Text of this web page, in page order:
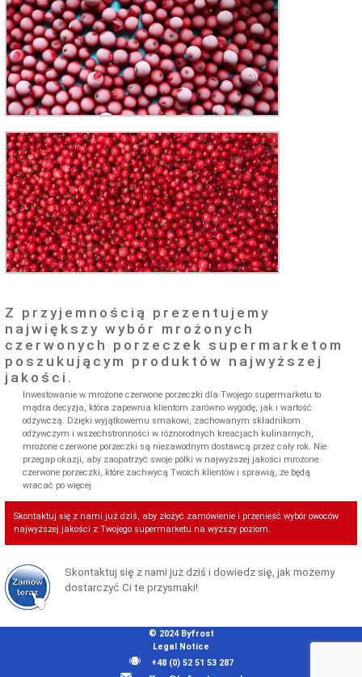
Z przyjemnością prezentujemy
największy wybór mrożonych
czerwonych porzeczek supermarketom
poszukującym produktów najwyższej
jakości.
Inwestowanie w mrożone czerwone porzeczki dla Twojego supermarketu to
mądra decyzja, która zapewnia klientom zarówno wygodę, jak i wartość
odżywczą. Dzięki wyjątkowemu smakowi, zachowanym składnikom
odżywczym i wszechstronności w różnorodnych kreacjach kulinarnych,
mrożone czerwone porzeczki są niezawodnym dostawcą przez cały rok. Nie
przegap okazji, aby zaopatrzyć swoje półki w najwyższej jakości mrożone
czerwone porzeczki, które zachwycą Twoich klientów i sprawią, że będą
wracać po więcej.
Skontaktuj się z nami już dziś, aby złożyć zamówienie i przenieść wybór owoców
najwyższej jakości z Twojego supermarketu na wyższy poziom.
Skontaktuj się z nami już dziś i dowiedz się, jak możemy
dostarczyć Ci te przysmaki!
© 2024 Byfrost
Legal Notice
+48 (0) 52 51 53 287